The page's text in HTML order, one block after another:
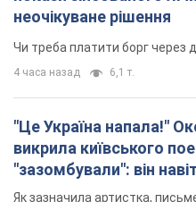
неочікуване рішення
Чи треба платити борг через
4 часа назад 6,1 т.
"Це Україна напала!"
викрила київського
"зазомбували": він
не знав, а тепер хоче
Як зазначила артистка,